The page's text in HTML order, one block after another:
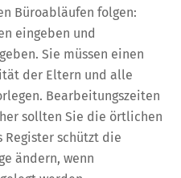
Büroabläufen folgen:
eingeben und
Sie müssen einen
der Eltern und alle
Bearbeitungszeiten
sollten Sie die örtlichen
Register schützt die
ändern, wenn